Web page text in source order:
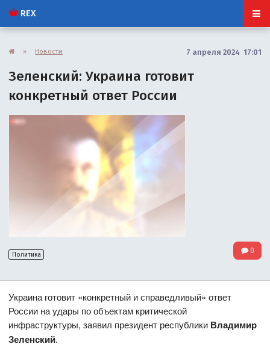
REX
» Новости 7 апреля 2024 17:01
Зеленский: Украина готовит
конкретный ответ России
Политика 0
Украина готовит «конкретный и справедливый» ответ
России на удары по объектам критической
инфраструктуры, заявил президент республики Владимир
Зеленский.